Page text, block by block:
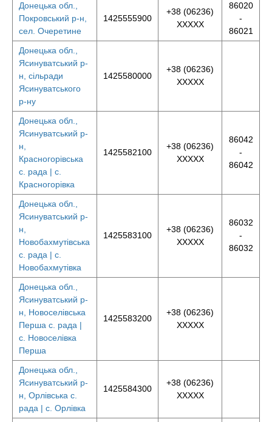
Донецька обл.,
Покровський р-н,
сел. Очеретине
1425555900
+38 (06236)
XXXXX
86020
-
86021
Донецька обл.,
Ясинуватський р-
н, сільради
Ясинуватського
р-ну
1425580000
+38 (06236)
XXXXX
Донецька обл.,
Ясинуватський р-
н,
Красногорівська
с. рада | с.
Красногорівка
1425582100
+38 (06236)
XXXXX
86042
-
86042
Донецька обл.,
Ясинуватський р-
н,
Новобахмутівська
с. рада | с.
Новобахмутівка
1425583100
+38 (06236)
XXXXX
86032
-
86032
Донецька обл.,
Ясинуватський р-
н, Новоселівська
Перша с. рада |
с. Новоселівка
Перша
1425583200
+38 (06236)
XXXXX
Донецька обл.,
Ясинуватський р-
н, Орлівська с.
рада | с. Орлівка
1425584300
+38 (06236)
XXXXX